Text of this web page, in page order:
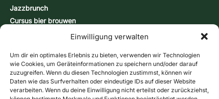
Einwilligung verwalten
Um dir ein optimales Erlebnis zu bieten, verwenden wir Technologien
wie Cookies, um Geräteinformationen zu speichern und/oder darauf
zuzugreifen. Wenn du diesen Technologien zustimmst, können wir
Daten wie das Surfverhalten oder eindeutige IDs auf dieser Website
verarbeiten. Wenn du deine Einwilligung nicht erteilst oder zurückziehst,
Jazzbrunch
Cursus bier brouwen
CONTACT & INFORMATIE
Contactformulier
Openingstijden
Routebeschrijving & kaart